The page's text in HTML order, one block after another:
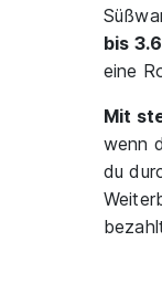
bis
eine
Mit
wenn
du